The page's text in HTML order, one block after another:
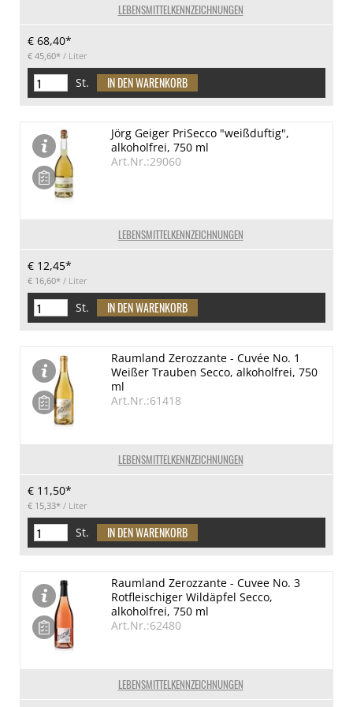
LEBENSMITTELKENNZEICHNUNGEN
€ 68,40*
€ 45,60* / Liter
St.
LEBENSMITTELKENNZEICHNUNGEN
Jörg Geiger PriSecco "weißduftig",
alkoholfrei, 750 ml
Art.Nr.:29060
€ 12,45*
€ 16,60* / Liter
St.
LEBENSMITTELKENNZEICHNUNGEN
Raumland Zerozzante - Cuvée No. 1
Weißer Trauben Secco, alkoholfrei, 750
ml
Art.Nr.:61418
€ 11,50*
€ 15,33* / Liter
St.
LEBENSMITTELKENNZEICHNUNGEN
Raumland Zerozzante - Cuvee No. 3
Rotfleischiger Wildäpfel Secco,
alkoholfrei, 750 ml
Art.Nr.:62480